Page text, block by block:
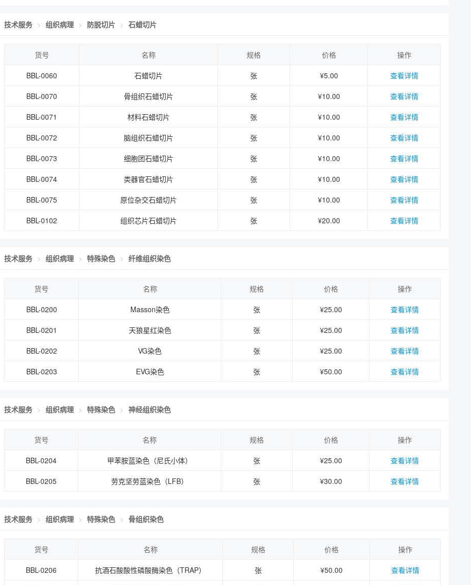
技术服务 组织病理 防脱切片 石蜡切片
货号 名称 规格 价格 操作
BBL-0060 石蜡切片 张 ¥5.00 查看详情
BBL-0070 骨组织石蜡切片 张 ¥10.00 查看详情
BBL-0071 材料石蜡切片 张 ¥10.00 查看详情
BBL-0072 脑组织石蜡切片 张 ¥10.00 查看详情
BBL-0073 细胞团石蜡切片 张 ¥10.00 查看详情
BBL-0074 类器官石蜡切片 张 ¥10.00 查看详情
BBL-0075 原位杂交石蜡切片 张 ¥10.00 查看详情
BBL-0102 组织芯片石蜡切片 张 ¥20.00 查看详情
技术服务 组织病理 特殊染色 纤维组织染色
货号 名称 规格 价格 操作
BBL-0200 Masson染色 张 ¥25.00 查看详情
BBL-0201 天狼星红染色 张 ¥25.00 查看详情
BBL-0202 VG染色 张 ¥25.00 查看详情
BBL-0203 EVG染色 张 ¥50.00 查看详情
技术服务 组织病理 特殊染色 神经组织染色
货号 名称 规格 价格 操作
BBL-0204 甲苯胺蓝染色（尼氏小体） 张 ¥25.00 查看详情
BBL-0205 劳克坚劳蓝染色（LFB） 张 ¥30.00 查看详情
技术服务 组织病理 特殊染色 骨组织染色
货号 名称 规格 价格 操作
BBL-0206 抗酒石酸酸性磷酸酶染色（TRAP） 张 ¥50.00 查看详情